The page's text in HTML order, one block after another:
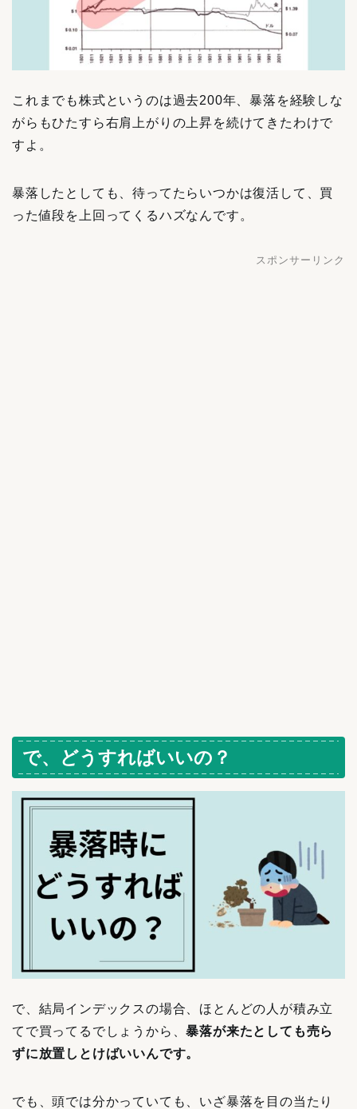
これまでも株式というのは過去200年、暴落を経験しな
がらもひたすら右肩上がりの上昇を続けてきたわけで
すよ。
暴落したとしても、待ってたらいつかは復活して、買
った値段を上回ってくるハズなんです。
スポンサーリンク
で、どうすればいいの？
で、結局インデックスの場合、ほとんどの人が積み立
てで買ってるでしょうから、暴落が来たとしても売ら
ずに放置しとけばいいんです。
でも、頭では分かっていても、いざ暴落を目の当たり